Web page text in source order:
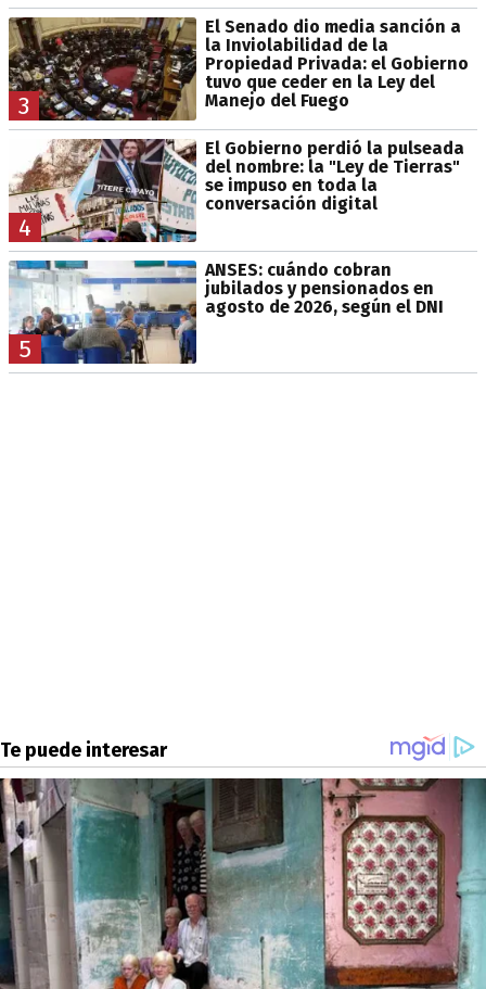
3
El Senado dio media sanción a
la Inviolabilidad de la
Propiedad Privada: el Gobierno
tuvo que ceder en la Ley del
Manejo del Fuego
4
El Gobierno perdió la pulseada
del nombre: la "Ley de Tierras"
se impuso en toda la
conversación digital
5
ANSES: cuándo cobran
jubilados y pensionados en
agosto de 2026, según el DNI